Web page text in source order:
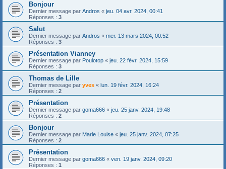
Bonjour
Dernier message par Andros « jeu. 04 avr. 2024, 00:41
Réponses : 3
Salut
Dernier message par Andros « mer. 13 mars 2024, 00:52
Réponses : 3
Présentation Vianney
Dernier message par Poulotop « jeu. 22 févr. 2024, 15:59
Réponses : 3
Thomas de Lille
Dernier message par yves « lun. 19 févr. 2024, 16:24
Réponses : 2
Présentation
Dernier message par goma666 « jeu. 25 janv. 2024, 19:48
Réponses : 2
Bonjour
Dernier message par Marie Louise « jeu. 25 janv. 2024, 07:25
Réponses : 2
Présentation
Dernier message par goma666 « ven. 19 janv. 2024, 09:20
Réponses : 1